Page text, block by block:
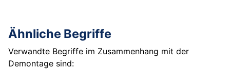
Ähnliche Begriffe
Verwandte Begriffe im Zusammenhang mit der
Demontage sind: